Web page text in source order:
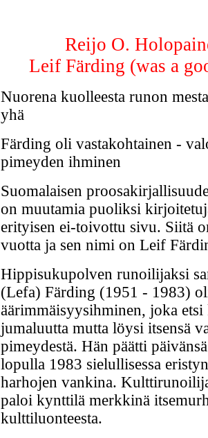
Reijo O.
Leif Färding (was a
Nuorena kuolleesta runon
yhä
Färding oli vastakohtainen -
pimeyden ihminen
Suomalaisen
on muutamia puoliksi
erityisen ei-toivottu sivu. Siitä
vuotta ja sen nimi on Leif
Hippisukupolven runoilijaksi
(Lefa) Färding (1951 - 1983)
äärimmäisyysihminen, joka
jumaluutta mutta löysi itsensä
pimeydestä. Hän päätti
lopulla 1983 sielullisessa
harhojen vankina.
paloi kynttilä merkkinä
kulttiluonteesta.